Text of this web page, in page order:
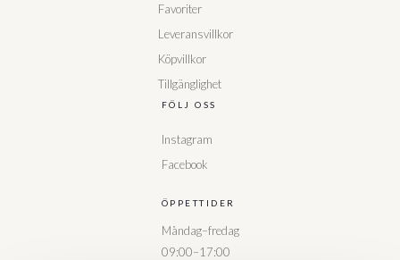
Favoriter
Leveransvillkor
Köpvillkor
Tillgänglighet
FÖLJ OSS
Instagram
Facebook
ÖPPETTIDER
Måndag–fredag
09:00–17:00